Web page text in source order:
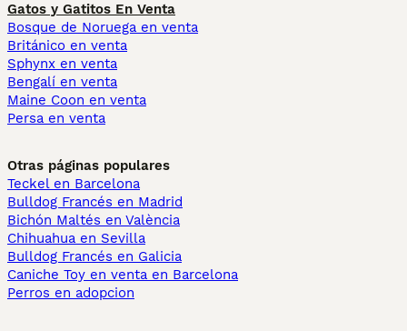
Gatos y Gatitos En Venta
Bosque de Noruega en venta
Británico en venta
Sphynx en venta
Bengalí en venta
Maine Coon en venta
Persa en venta
Otras páginas populares
Teckel en Barcelona
Bulldog Francés en Madrid
Bichón Maltés en València
Chihuahua en Sevilla
Bulldog Francés en Galicia
Caniche Toy en venta en Barcelona
Perros en adopcion